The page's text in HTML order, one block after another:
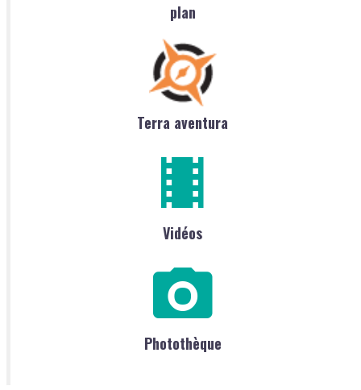
plan
Terra aventura
Vidéos
Photothèque